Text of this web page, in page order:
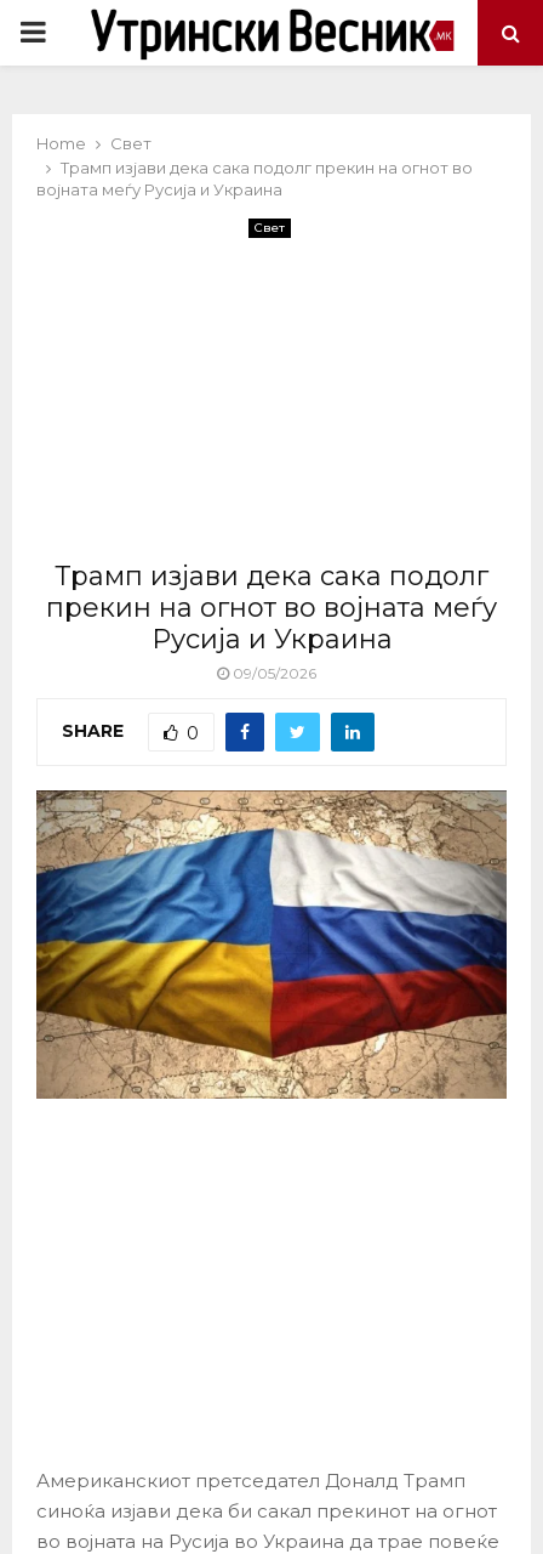
PRIMARY
Home
Свет
Трамп изјави дека сака подолг прекин на огнот во
војната меѓу Русија и Украина
Свет
Трамп изјави дека сака подолг
прекин на огнот во војната меѓу
Русија и Украина
09/05/2026
SHARE 0
Американскиот претседател Доналд Трамп
синоќа изјави дека би сакал прекинот на огнот
во војната на Русија во Украина да трае повеќе